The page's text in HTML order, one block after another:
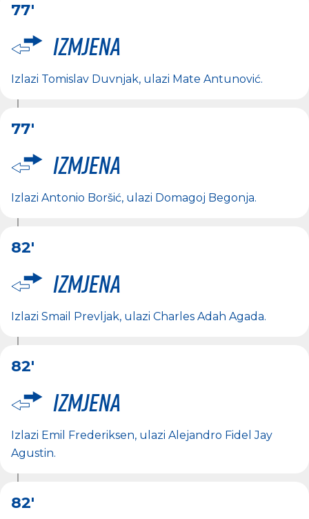
77'
Izmjena
Izlazi Tomislav Duvnjak, ulazi Mate Antunović.
77'
Izmjena
Izlazi Antonio Boršić, ulazi Domagoj Begonja.
82'
Izmjena
Izlazi Smail Prevljak, ulazi Charles Adah Agada.
82'
Izmjena
Izlazi Emil Frederiksen, ulazi Alejandro Fidel Jay
Agustin.
82'